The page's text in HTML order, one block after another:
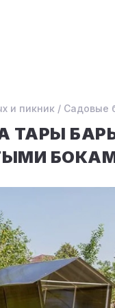
и пикник / Садовые
ТАРЫ